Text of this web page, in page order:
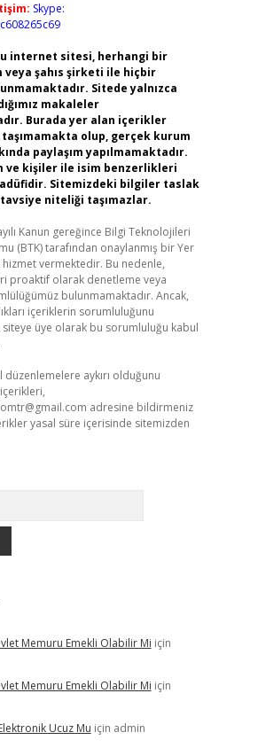
Skype:
internet sitesi, herhangi bir
veya şahıs şirketi ile hiçbir
Sitede yalnızca
makaleler
Burada yer alan içerikler
olup, gerçek kurum
paylaşım yapılmamaktadır.
ve kişiler ile isim benzerlikleri
Sitemizdeki bilgiler taslak
niteliği taşımazlar.
Kanun gereğince Bilgi Teknolojileri
(BTK) tarafından onaylanmış bir Yer
hizmet vermektedir. Bu nedenle,
proaktif olarak denetleme veya
bulunmamaktadır. Ancak,
içeriklerin sorumluluğunu
siteye üye olarak bu sorumluluğu kabul
düzenlemelere aykırı olduğunu
adresine bildirmeniz
yasal süre içerisinde sitemizden
Memuru Emekli Olabilir Mi için
Memuru Emekli Olabilir Mi için
Ucuz Mu için admin